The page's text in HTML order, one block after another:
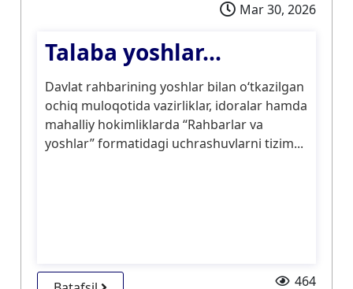
Mar 30, 2026
Talaba yoshlar...
Davlat rahbarining yoshlar bilan o‘tkazilgan
ochiq muloqotida vazirliklar, idoralar hamda
mahalliy hokimliklarda “Rahbarlar va
yoshlar” formatidagi uchrashuvlarni tizim...
464